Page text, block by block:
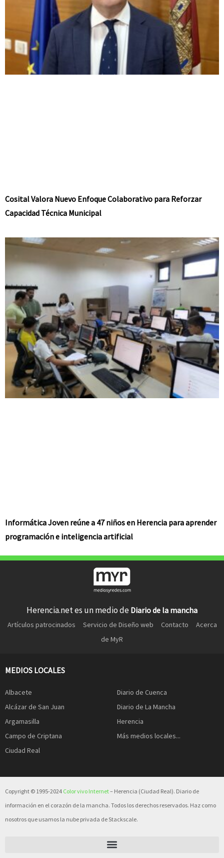
Cosital Valora Nuevo Enfoque Colaborativo para Reforzar
Capacidad Técnica Municipal
Informática Joven reúne a 47 niños en Herencia para aprender
programación e inteligencia artificial
Herencia.net es un medio de Diario de la mancha
Artículos patrocinados Servicio de Diseño web Contacto
Acerca
de MyR
MEDIOS LOCALES
Albacete
Alcázar de San Juan
Argamasilla
Campo de Criptana
Ciudad Real
Diario de Cuenca
Diario de La Mancha
Herencia
Más medios locales...
Copyright © 1995-2024 Color vivo Internet– Herencia (Ciudad Real). Diario de
información en el corazón de la mancha. Todos los derechos reservados. Haz como
nosotros que usamos la nube privada de Stackscale.